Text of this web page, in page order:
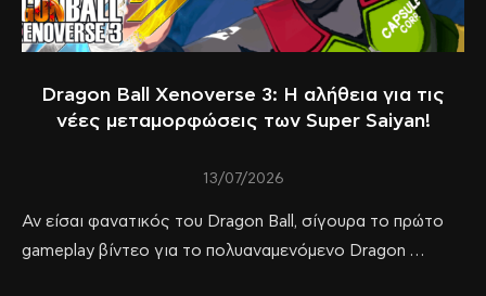
Dragon Ball Xenoverse 3: Η αλήθεια για τις
νέες μεταμορφώσεις των Super Saiyan!
13/07/2026
Αν είσαι φανατικός του Dragon Ball, σίγουρα το πρώτο
gameplay βίντεο για το πολυαναμενόμενο Dragon …